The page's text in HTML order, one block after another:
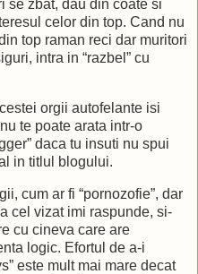
se zbat, dau din coate si
celor din top. Cand nu
top raman reci dar muritori
intra in “razbel” cu
orgii autofelante isi
te poate arata intr-o
daca tu insuti nu spui
in titlul blogului.
cum ar fi “pornozofie”, dar
cel vizat imi raspunde, si-
cu cineva care are
logic. Efortul de a-i
este mult mai mare decat